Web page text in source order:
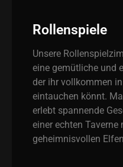
Rollenspiele
Unsere
eine gemütliche und
der ihr vollkommen
eintauchen könnt.
erlebt spannende
einer echten
geheimnisvollen